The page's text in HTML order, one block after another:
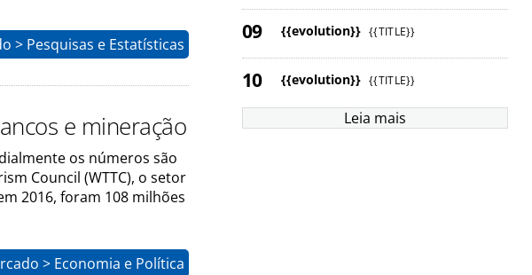
> Pesquisas e Estatísticas
e mineração
os números são
Council (WTTC), o setor
2016, foram 108 milhões
> Economia e Política
{{evolution}} {{TITLE}}
{{evolution}} {{TITLE}}
Leia mais